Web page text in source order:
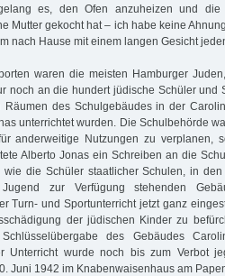
es, den Ofen anzuheizen und die
Mutter gekocht hat – ich habe keine
nach Hause mit einem langen Gesicht
waren die meisten Hamburger
noch an die hundert jüdische Schüler und
des Schulgebäudes in der
unterrichtet wurden. Die Schulbehörde
anderweitige Nutzungen zu verplanen,
Alberto Jonas ein Schreiben an die
wie die Schüler staatlicher Schulen, in
zur Verfügung stehenden
Turn- und Sportunterricht jetzt ganz
der jüdischen Kinder zu
des Gebäudes
Unterricht wurde noch bis zum Verbot
Juni 1942 im Knabenwaisenhaus am